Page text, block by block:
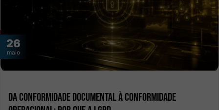
26
maio
Da conformidade documental à conformidade